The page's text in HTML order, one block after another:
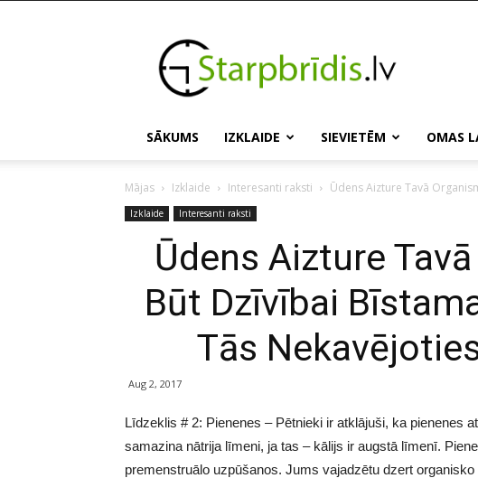
Starpbridis.lv
SĀKUMS IZKLAIDE SIEVIETĒM OMAS
Mājas Izklaide Interesanti raksti Ūdens Aizture Tavā
Izklaide Interesanti raksti
Ūdens Aizture
Būt Dzīvībai
Tās
Aug 2, 2017
Līdzeklis # 2: Pienenes – Pētnieki ir atklājuši, ka pienenes
samazina nātrija līmeni, ja tas – kālijs ir augstā līmenī.
premenstruālo uzpūšanos. Jums vajadzētu dzert